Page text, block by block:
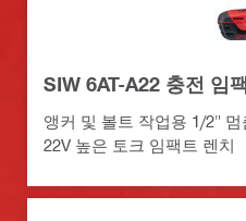
SIW 6AT-A22 충전 임
앵커 및 볼트 작업용 1/2"
22V 높은 토크 임팩트 렌치